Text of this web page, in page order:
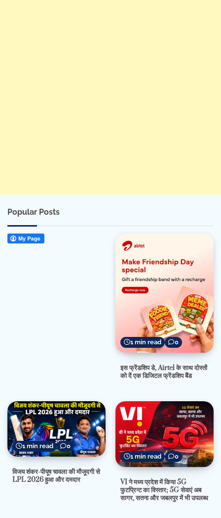
Popular Posts
1 min read 0
इस फ्रेंडशिप डे, Airtel के साथ दोस्तों
को दें एक डिजिटल फ्रेंडशिप बैंड
1 min read 0
विजय शंकर-पीयूष चावला की मौजूदगी से
LPL 2026 हुआ और दमदार
1 min read 0
VI ने मध्य प्रदेश में किया 5G
फुटप्रिन्ट का विस्तार; 5G सेवाएं अब
सागर, सतना और जबलपुर में भी उपलब्ध